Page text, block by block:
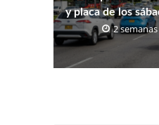
y placa de los
2